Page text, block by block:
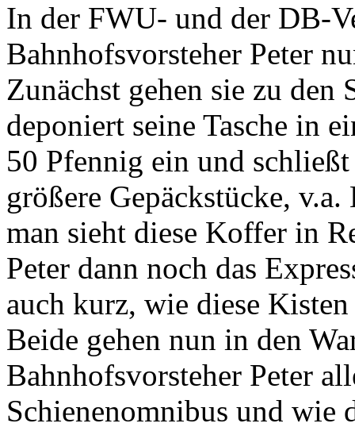
In der FWU- und der DB-
Bahnhofsvorsteher Peter
Zunächst gehen sie zu den
deponiert seine Tasche in
50 Pfennig ein und
größere Gepäckstücke,
man sieht diese Koffer in
Peter dann noch das
auch kurz, wie diese
Beide gehen nun in den
Bahnhofsvorsteher Peter
Schienenomnibus und wie